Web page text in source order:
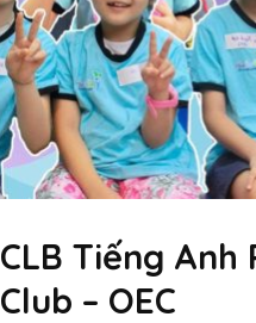
CLB Tiếng Anh
Club – OEC